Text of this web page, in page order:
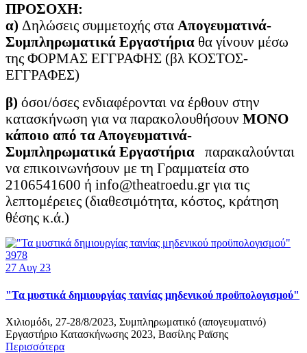
ΠΡΟΣΟΧΗ:
α) Δηλώσεις συμμετοχής στα Απογευματινά-
Συμπληρωματικά Εργαστήρια θα γίνουν μέσω
της ΦΟΡΜΑΣ ΕΓΓΡΑΦΗΣ (βλ ΚΟΣΤΟΣ-
ΕΓΓΡΑΦΕΣ)
β) όσοι/όσες ενδιαφέρονται να έρθουν στην
κατασκήνωση για να παρακολουθήσουν ΜΟΝΟ
κάποιο από τα Απογευματινά-
Συμπληρωματικά Εργαστήρια
παρακαλούνται
να επικοινωνήσουν με τη Γραμματεία στο
2106541600 ή info@theatroedu.gr για τις
λεπτομέρειες (διαθεσιμότητα, κόστος, κράτηση
θέσης κ.ά.)
3978
27 Αυγ 23
"Τα μυστικά δημιουργίας ταινίας μηδενικού προϋπολογισμού"
Χιλιομόδι, 27-28/8/2023, Συμπληρωματικό (απογευματινό)
Εργαστήριο Κατασκήνωσης 2023, Βασίλης Ραϊσης
Περισσότερα